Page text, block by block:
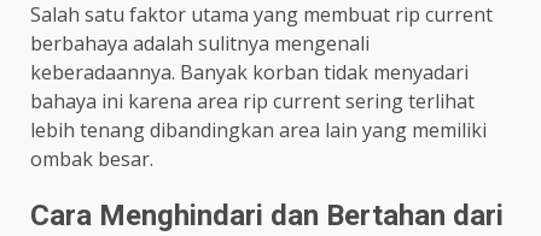
Salah satu faktor utama yang membuat rip current
berbahaya adalah sulitnya mengenali
keberadaannya. Banyak korban tidak menyadari
bahaya ini karena area rip current sering terlihat
lebih tenang dibandingkan area lain yang memiliki
ombak besar.
Cara Menghindari dan Bertahan dari